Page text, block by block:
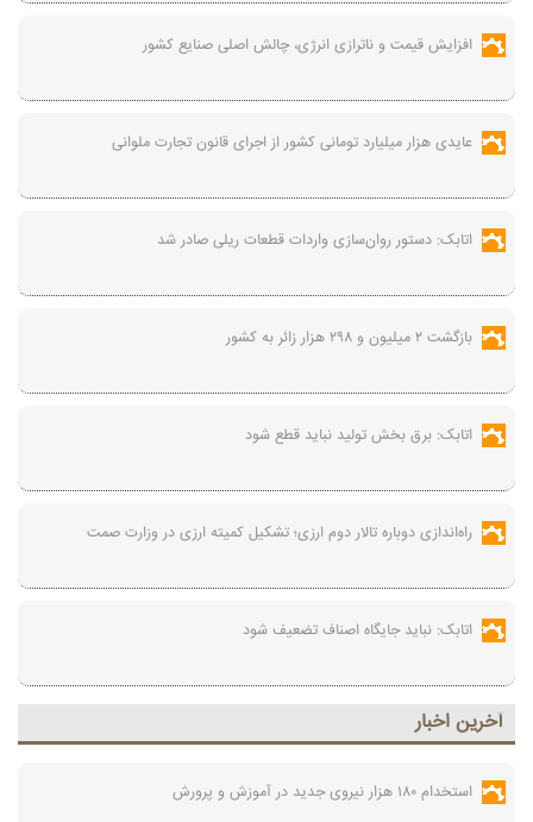
افزایش قیمت و ناترازی انرژی، چالش اصلی صنایع کشور
عایدی هزار میلیارد تومانی کشور از اجرای قانون تجارت ملوانی
اتابک: دستور روان‌سازی واردات قطعات ریلی صادر شد
بازگشت ۲ میلیون و ۲۹۸ هزار زائر به کشور
اتابک: برق بخش تولید نباید قطع شود
راه‌اندازی دوباره تالار دوم ارزی؛ تشکیل کمیته ارزی در وزارت صمت
اتابک: نباید جایگاه اصناف تضعیف شود
آخرين اخبار
استخدام ۱۸۰ هزار نیروی جدید در آموزش‌ و پرورش